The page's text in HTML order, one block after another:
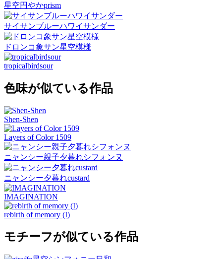
星空円やかprism
サイサンブルーハワイサンダー
ドロンコ象サン星空模様
tropicalbirdsour
色味が似ている作品
Shen-Shen
Layers of Color 1509
ニャンシー親子夕暮れシフォンヌ
ニャンシー夕暮れcustard
IMAGINATION
rebirth of memory (I)
モチーフが似ている作品